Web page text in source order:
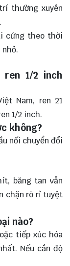
thường xuyên
cứng theo thời
1/2 inch
Nam, ren 21
1/2 inch.
không?
nối chuyển đổi
băng tan vẫn
chặn rò rỉ tuyệt
nào?
tiếp xúc hóa
Nếu cần độ